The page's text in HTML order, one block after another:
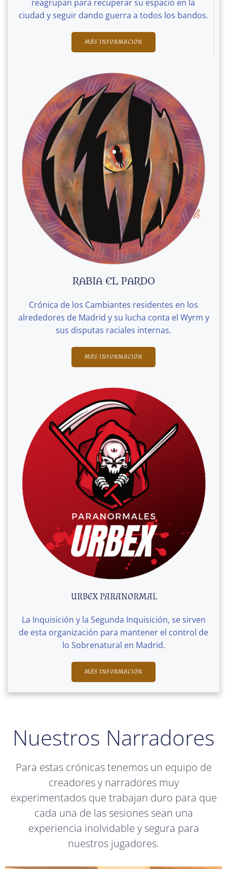
reagrupan para recuperar su espacio en la
ciudad y seguir dando guerra a todos los bandos.
MÁS INFORMACIÓN
RABIA EL PARDO
Crónica de los Cambiantes residentes en los
alrededores de Madrid y su lucha conta el Wyrm y
sus disputas raciales internas.
MÁS INFORMACIÓN
URBEX PARANORMAL
La Inquisición y la Segunda Inquisición, se sirven
de esta organización para mantener el control de
lo Sobrenatural en Madrid.
MÁS INFORMACIÓN
Nuestros Narradores
Para estas crónicas tenemos un equipo de
creadores y narradores muy
experimentados que trabajan duro para que
cada una de las sesiones sean una
experiencia inolvidable y segura para
nuestros jugadores.